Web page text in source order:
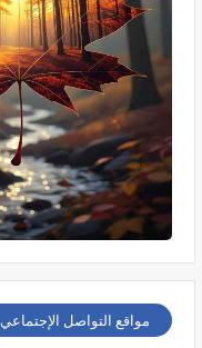
مواقع التواصل الإجتماعي